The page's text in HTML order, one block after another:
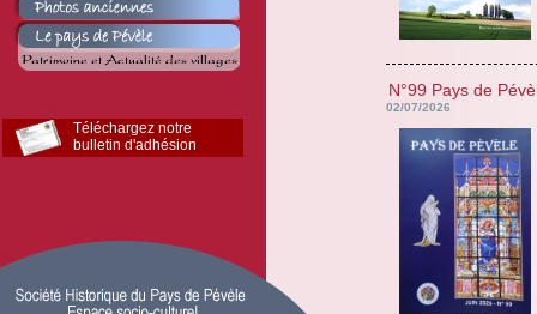
Téléchargez notre
bulletin d'adhésion
N°99 Pays de
02/07/2026